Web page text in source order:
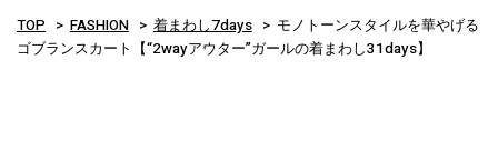
TOP FASHION 着まわし7days
モノトーンスタイルを華やげる
ゴブランスカート【“2wayアウター”ガールの着まわし31days】